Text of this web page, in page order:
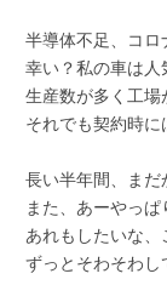
半導体不足、コロ
幸い？私の車は人
生産数が多く工場
それでも契約時に
長い半年間、まだ
また、あーやっ
あれもしたいな、
ずっとそわそわし